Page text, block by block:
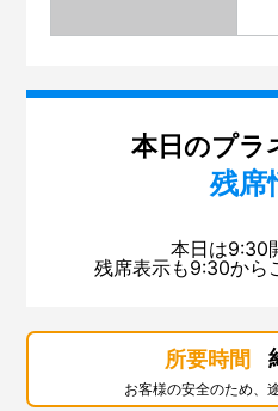
本日のプラ
残席
本日は9:30
残席表示も9:30から
所要時間
お客様の安全のため、